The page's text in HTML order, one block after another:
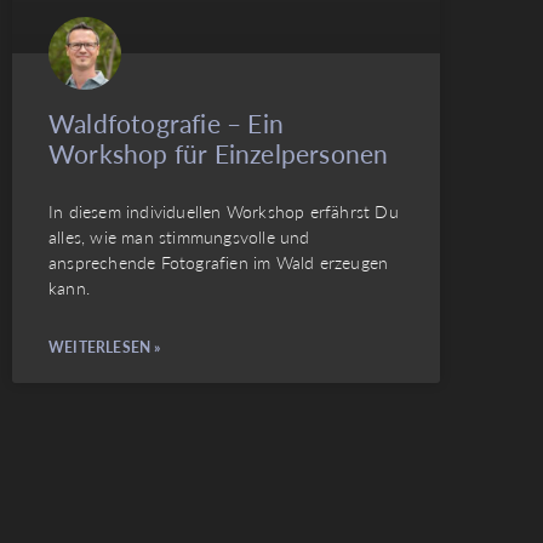
Waldfotografie – Ein
Workshop für Einzelpersonen
In diesem individuellen Workshop erfährst Du
alles, wie man stimmungsvolle und
ansprechende Fotografien im Wald erzeugen
kann.
WEITERLESEN »